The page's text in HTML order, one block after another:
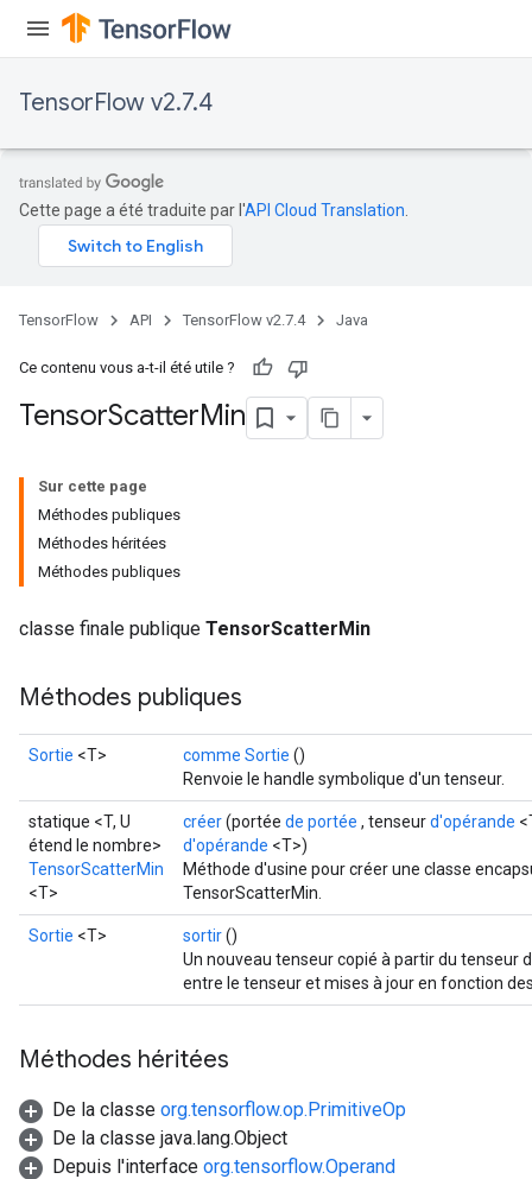
TensorFlow v2.7.4
Cette page a été traduite par l'API Cloud Translation
TensorFlow API TensorFlow v2.7.4 Java
Ce contenu vous a-t-il été utile ?
TensorScatterMin
Sur cette page
Méthodes publiques
Méthodes héritées
Méthodes publiques
classe finale publique TensorScatterMin
Méthodes publiques
Sortie <T> comme Sortie ()
Renvoie le handle symbolique d'un tenseur.
statique <T, U
étend le nombre>
TensorScatterMin
<T>
créer(portée de portée , tenseurd'opérande
d'opérande <T>)
Méthode d'usine pour créer une classe
TensorScatterMin.
Sortie <T> sortir()
Un nouveau tenseur copié à partir du tenseur
entre le tenseur et mises à jour en fonction
Méthodes héritées
De la classe org.tensorflow.op.PrimitiveOp
De la classe java.lang.Object
Depuis l'interface org.tensorflow.Operand